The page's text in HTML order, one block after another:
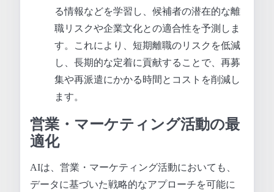
る情報などを学習し、候補者の潜在的な離
職リスクや企業文化との適合性を予測しま
す。これにより、短期離職のリスクを低減
し、長期的な定着に貢献することで、再募
集や再派遣にかかる時間とコストを削減し
ます。
営業・マーケティング活動の最
適化
AIは、営業・マーケティング活動においても、
データに基づいた戦略的なアプローチを可能に